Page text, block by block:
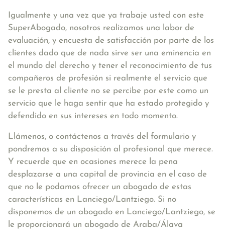
Igualmente y una vez que ya trabaje usted con este
SuperAbogado, nosotros realizamos una labor de
evaluación, y encuesta de satisfacción por parte de los
clientes dado que de nada sirve ser una eminencia en
el mundo del derecho y tener el reconocimiento de tus
compañeros de profesión si realmente el servicio que
se le presta al cliente no se percibe por este como un
servicio que le haga sentir que ha estado protegido y
defendido en sus intereses en todo momento.
Llámenos, o contáctenos a través del formulario y
pondremos a su disposición al profesional que merece.
Y recuerde que en ocasiones merece la pena
desplazarse a una capital de provincia en el caso de
que no le podamos ofrecer un abogado de estas
características en Lanciego/Lantziego. Si no
disponemos de un abogado en Lanciego/Lantziego, se
le proporcionará un abogado de Araba/Álava